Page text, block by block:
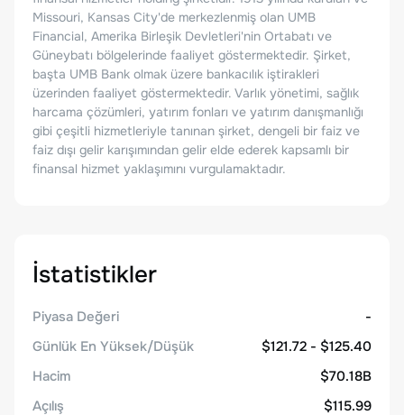
Missouri, Kansas City'de merkezlenmiş olan UMB
Financial, Amerika Birleşik Devletleri'nin Ortabatı ve
Güneybatı bölgelerinde faaliyet göstermektedir. Şirket,
başta UMB Bank olmak üzere bankacılık iştirakleri
üzerinden faaliyet göstermektedir. Varlık yönetimi, sağlık
harcama çözümleri, yatırım fonları ve yatırım danışmanlığı
gibi çeşitli hizmetleriyle tanınan şirket, dengeli bir faiz ve
faiz dışı gelir karışımından gelir elde ederek kapsamlı bir
finansal hizmet yaklaşımını vurgulamaktadır.
İstatistikler
Piyasa Değeri
-
Günlük En Yüksek/Düşük
$121.72 - $125.40
Hacim
$70.18B
Açılış
$115.99